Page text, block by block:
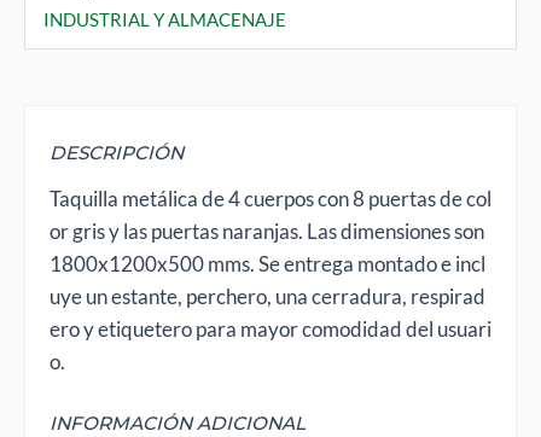
INDUSTRIAL Y ALMACENAJE
DESCRIPCIÓN
Taquilla metálica de 4 cuerpos con 8 puertas de col
or gris y las puertas naranjas. Las dimensiones son
1800x1200x500 mms. Se entrega montado e incl
uye un estante, perchero, una cerradura, respirad
ero y etiquetero para mayor comodidad del usuari
o.
INFORMACIÓN ADICIONAL